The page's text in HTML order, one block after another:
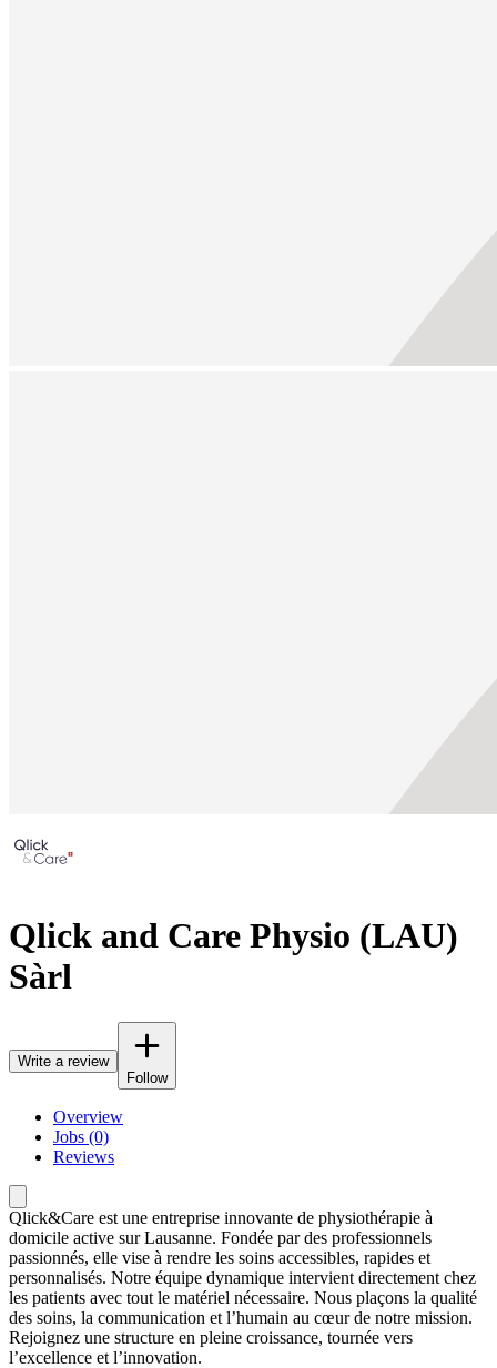
Qlick and Care Physio (LAU)
Sàrl
Write a review
Follow
Overview
Jobs (0)
Reviews
Qlick&Care est une entreprise innovante de physiothérapie à
domicile active sur Lausanne. Fondée par des professionnels
passionnés, elle vise à rendre les soins accessibles, rapides et
personnalisés. Notre équipe dynamique intervient directement chez
les patients avec tout le matériel nécessaire. Nous plaçons la qualité
des soins, la communication et l’humain au cœur de notre mission.
Rejoignez une structure en pleine croissance, tournée vers
l’excellence et l’innovation.